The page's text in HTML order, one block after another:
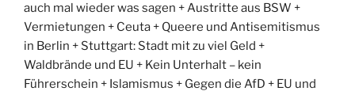
auch mal wieder was sagen + Austritte aus BSW +
Vermietungen + Ceuta + Queere und Antisemitismus
in Berlin + Stuttgart: Stadt mit zu viel Geld +
Waldbrände und EU + Kein Unterhalt – kein
Führerschein + Islamismus + Gegen die AfD + EU und